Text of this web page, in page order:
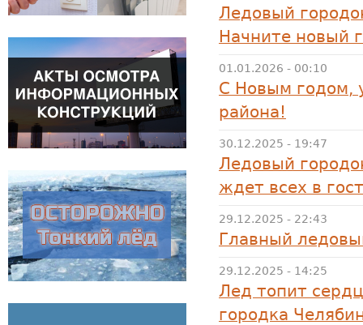
Ледовый
Начните новый
01.01.2026 - 00:10
С Новым годом,
района!
30.12.2025 - 19:47
Ледовый
ждет всех в
29.12.2025 - 22:43
Главный
29.12.2025 - 14:25
Лед топит
городка